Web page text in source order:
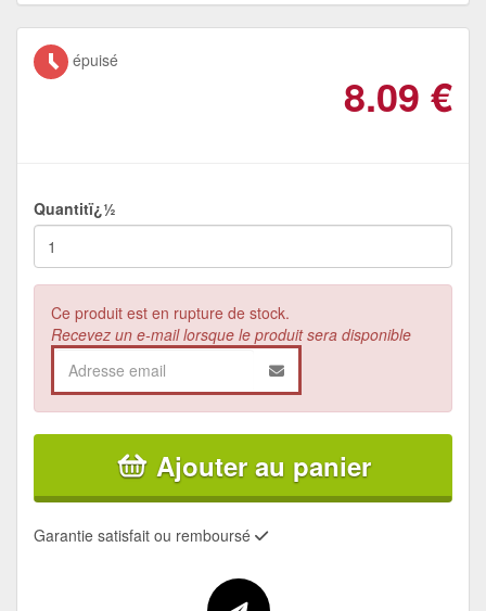
épuisé
8.09 €
Quantitï¿½
Ce produit est en rupture de stock.
Recevez un e-mail lorsque le produit sera disponible
Ajouter au panier
Garantie satisfait ou remboursé